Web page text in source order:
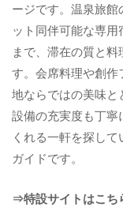
ージです。温泉旅
ット同伴可能な専
まで、滞在の質と
す。会席料理や創作
地ならではの美味と
設備の充実度も丁寧
くれる一軒を探し
ガイドです。
⇒特設サイトはこち